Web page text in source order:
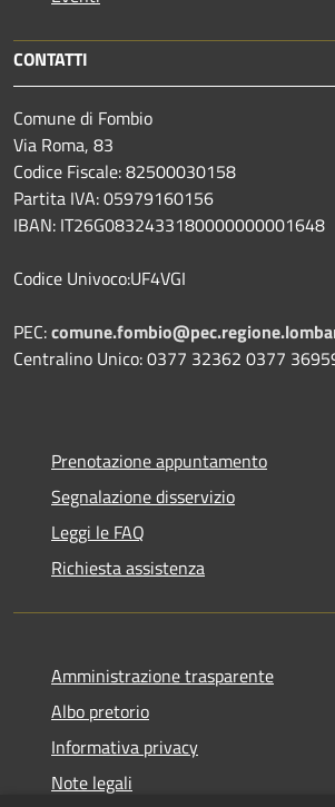
CONTATTI
Comune di Fombio
Via Roma, 83
Codice Fiscale: 82500030158
Partita IVA: 05979160156
IBAN: IT26G0832433180000000001648
Codice Univoco:UF4VGI
PEC:
Centralino Unico: 0377 32362 0377
Prenotazione appuntamento
Segnalazione disservizio
Leggi le FAQ
Richiesta assistenza
Amministrazione trasparente
Albo pretorio
Informativa privacy
Note legali